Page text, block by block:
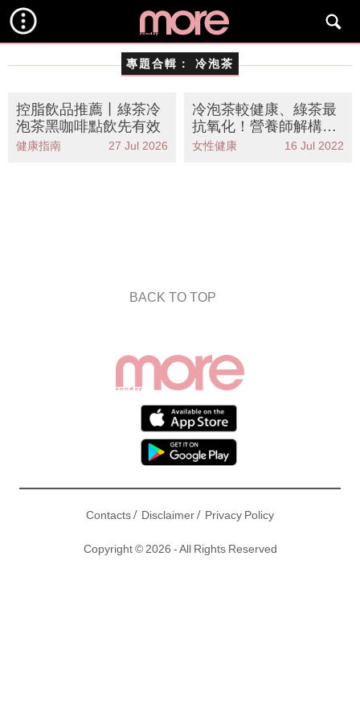
專題合輯： 冷泡茶
控脂飲品推薦丨綠茶冷
泡茶黑咖啡點飲先有效
健康指南 27 Jul 2026
冷泡茶較健康、綠茶最
抗氧化！營養師解構飲
茶9件事 教你不同茶種
女性健康 16 Jul 2022
BACK TO TOP
Contacts/ Disclaimer/ Privacy Policy
Copyright © 2026 - All Rights Reserved